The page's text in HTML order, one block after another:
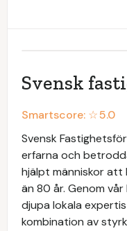
Svensk
Smartscore: ☆5.0
Svensk
erfarna och
hjälpt människor att
än 80 år. Genom
djupa lokala
kombination av